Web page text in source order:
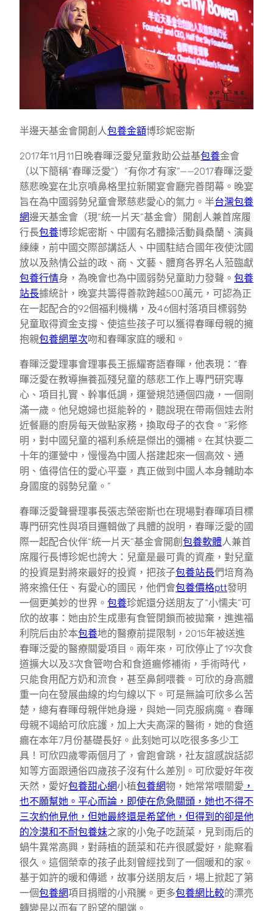
半邊天基金會開創人包養金額博珍妮密斯
2017年11月11日晚春暉泛愛兒童救助公益基包養金會
（以下簡稱“春暉泛愛”）“有你才有家”——2017春暉泛愛
慈悲晚宴在北京噴鼻格里拉新閣宴會廳完善閉幕。晚宴
旨在為中國弱勢兒童會聚慈悲愛心的氣力。半台灣包養
網邊天基金會（現“統一片天”基金會）開創人兼首席履
行長包養博珍妮密斯、中國有名體操活動員桑蘭、演員
練練，前中國交際部講話人、中國駐結合國年夜使沈國
放以及熱情公益的政、商、文藝、體育各界名人蒞臨獻
包養行情身，為晚會也為中國弱勢兒童助力發聲。 包養
站長據統計，晚宴共籌得善款跨越500萬元，可認為正
在一起配合的92個福利機構，及46個村落項目標弱勢
兒童取得資金支撐、使這些孩子可以獲得春暉母親的擁
抱親包養網單次吻和春暉家庭的暖和。
春暉泛愛理事會理事長王振耀寄語春暉，他表現：“春
暉泛愛在教導撫養孤殘兒童的慈悲工作上專門研究專
心、項目扎實、幹事低調，運營規范通個四歲，一個剛
滿一歲。他兒媳婦也挺能幹的，聽說現在帶兩個娃去附
近餐廳的廚房每天做點家務，換取母子的衣食。”彩修
明，對中國兒童的福利系統是傑出的彌補。在其快要二
十年的運營中，慢慢為中國人搭建起來一個高效、通
明、值得信任的愛心平臺，真正做到中國人本身輔助本
身國度的弱勢兒童。”
春暉泛愛聲譽理事長張志榮密斯也在現場對春暉項目標
專門研究性與項目邏輯做了具體的說明，春暉泛愛的國
際一起配合伙伴“統一片天”基金會開創 包養軟體人兼首
席履行長博珍妮也誇大：兒童是最可貴的資產，對兒童
的投資是對將來最好的投資，把孩子包養站長們培育為
將來擔任任、有愛心的國民，他們會包養價格ptt發明
一個更美妙的世界。 包養珍妮還分送朋友了“小懦夫”可
欣的故事：她由於生成患有食管閉鎖而被拋棄，進進福
利院后由於本包養地的醫療前提限制，2015年被送進
春暉泛愛的醫療關愛項目。兩年來，可欣停止了19次食
道擴大以及3次食管吻合和食道瘺修補術，手術時代，
只能食用配方奶和流食，甚至鼻飼喂養。可欣的身高體
重一向在發展曲線的均勻線以下。可是無論可欣多么苦
楚，總有春暉母親伴她身邊，與她一同克服病魔。春暉
母親不竭給可欣庇護，加上大夫高深的醫術，她的食道
瘺在本年7月份基礎長好。此刻她可以吃很多多少工
具！可欣四歲零兩個月了，會跑會跳，社友誼感說話認
知等方面跟通俗四歲孩子沒有什么差別。可欣愛好年夜
天然，愛好包養甜心網小植包養網物，她常常喂關愛 ，
也不願幫她。平心而論，即使在危急關頭，她也不得不
三次約他見他，但她最終還是希望他，但得到的卻是他
的冷漠和不耐包養妹之家的小兔子吃蔬菜，見到雨后的
蝸牛異常高興，對蒔植的蔬菜和花卉很感愛好，能察看
很久。這個榮幸的孩子此刻曾經找到了一個暖和的家。
基于如許的暖和傳遞，故事分送朋友后，場上掀起了第
一個包養網項目捐贈的小飛騰。更多包養網比較的漂亮
轉變是以而有了盼望的開端。